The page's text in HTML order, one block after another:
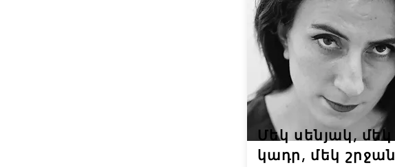
Մեկ սենյակ, մեկ
կադր, մեկ շրջան